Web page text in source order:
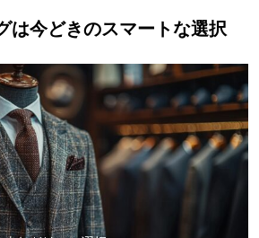
は今どきのスマートな選択